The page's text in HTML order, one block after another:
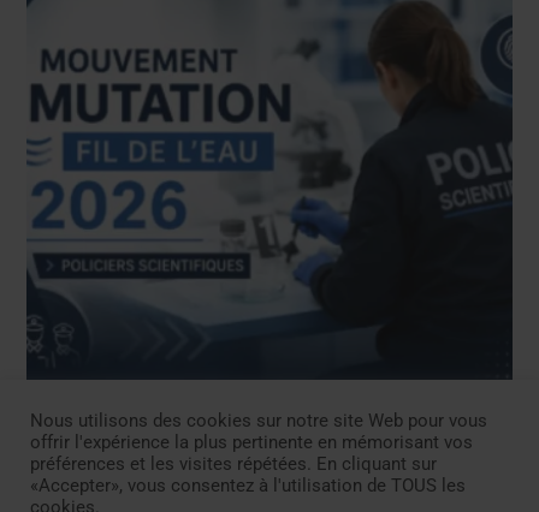
NEWS
Campagne de mobilité fil de l’eau 2026 PTS
– juin 2026
Nous utilisons des cookies sur notre site Web pour vous
offrir l'expérience la plus pertinente en mémorisant vos
préférences et les visites répétées. En cliquant sur
«Accepter», vous consentez à l'utilisation de TOUS les
cookies.